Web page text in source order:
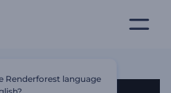
Renderforest language